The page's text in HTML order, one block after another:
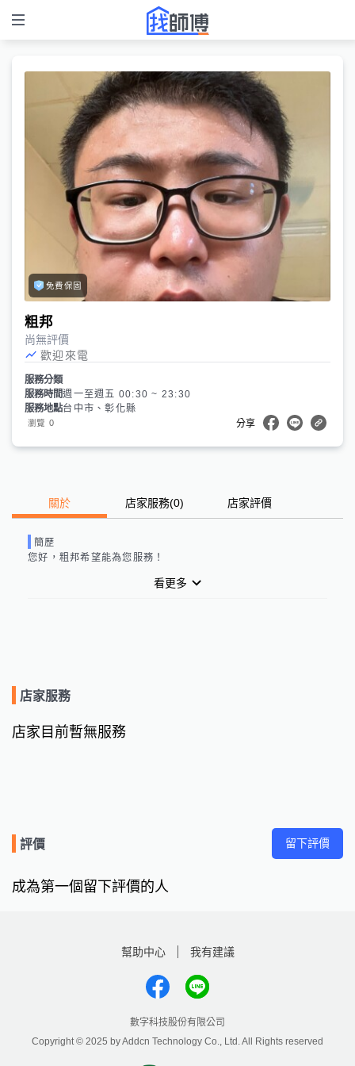
免費保固
粗邦
尚無評價
歡迎來電
服務分類
服務時間週一至週五 00:30 ~ 23:30
服務地點台中市、彰化縣
瀏覽 0 分享
關於 店家服務(0) 店家評價
簡歷
您好， 粗邦希望能為您服務！
看更多
店家服務
店家目前暫無服務
評價 留下評價
成為第一個留下評價的人
幫助中心 我有建議
數字科技股份有限公司
Copyright © 2025 by Addcn Technology Co., Ltd. All Rights reserved